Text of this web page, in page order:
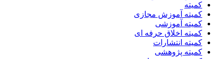
کمیته
کمیته آموزش مجازی
کمیته آموزشی
کمیته اخلاق حرفه ای
کمیته انتشارات
کمیته پژوهشی